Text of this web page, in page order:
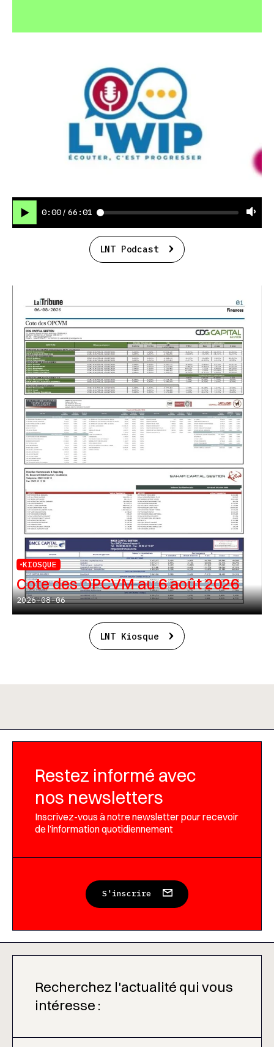
0:00 / 66:01
LNT Podcast
KIOSQUE
Cote des OPCVM au 6 août 2026
2026-08-06
LNT Kiosque
Restez informé avec
nos newsletters
Inscrivez-vous à notre newsletter pour recevoir
de l’information quotidiennement
S'inscrire
Recherchez l'actualité qui vous
intéresse :